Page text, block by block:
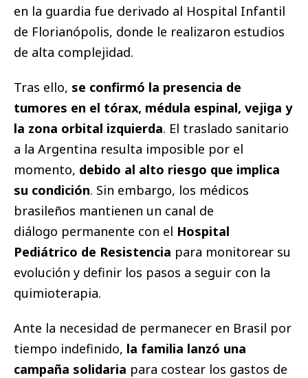
en la guardia fue derivado al Hospital Infantil
de Florianópolis, donde le realizaron estudios
de alta complejidad.
Tras ello, se confirmó la presencia de
tumores en el tórax, médula espinal, vejiga y
la zona orbital izquierda. El traslado sanitario
a la Argentina resulta imposible por el
momento, debido al alto riesgo que implica
su condición. Sin embargo, los médicos
brasileños mantienen un canal de
diálogo permanente con el Hospital
Pediátrico de Resistencia para monitorear su
evolución y definir los pasos a seguir con la
quimioterapia.
Ante la necesidad de permanecer en Brasil por
tiempo indefinido, la familia lanzó una
campaña solidaria para costear los gastos de